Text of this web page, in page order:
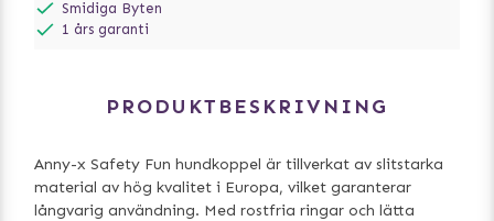
Smidiga Byten
1 års garanti
PRODUKTBESKRIVNING
Anny-x Safety Fun hundkoppel är tillverkat av slitstarka
material av hög kvalitet i Europa, vilket garanterar
långvarig användning. Med rostfria ringar och lätta